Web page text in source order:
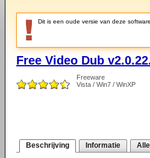
Dit is een oude versie van deze
Free Video Dub
Freeware
Vista / Win7 / WinXP
Beschrijving Informatie